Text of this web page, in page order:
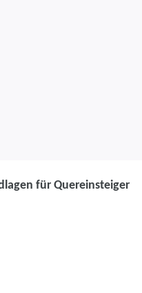
IT-
für Quereinsteiger